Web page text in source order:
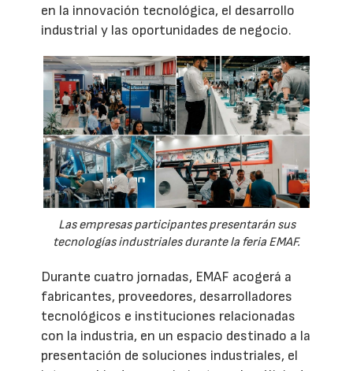
en la innovación tecnológica, el desarrollo
industrial y las oportunidades de negocio.
Las empresas participantes presentarán sus
tecnologías industriales durante la feria EMAF.
Durante cuatro jornadas, EMAF acogerá a
fabricantes, proveedores, desarrolladores
tecnológicos e instituciones relacionadas
con la industria, en un espacio destinado a la
presentación de soluciones industriales, el